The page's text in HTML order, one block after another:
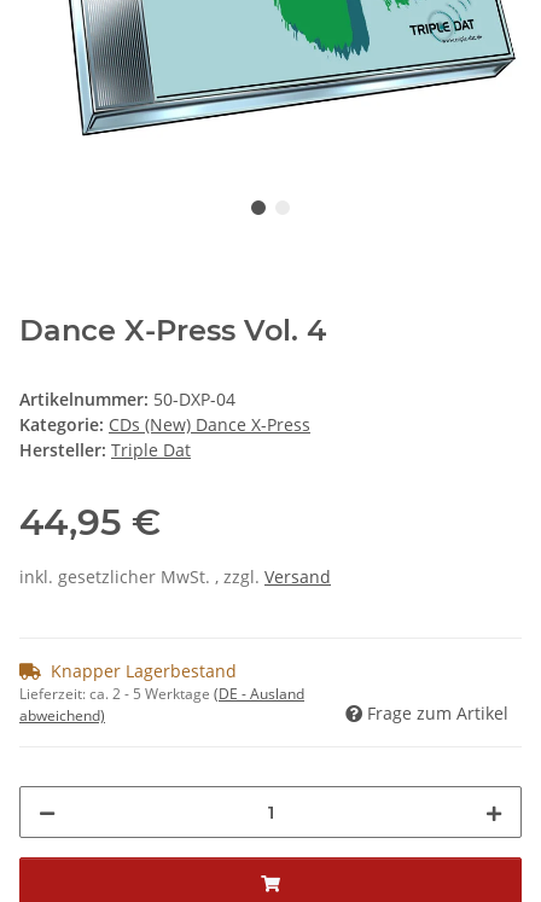
Dance X-Press Vol. 4
Artikelnummer: 50-DXP-04
Kategorie: CDs (New) Dance X-Press
Hersteller: Triple Dat
44,95 €
inkl. gesetzlicher MwSt. , zzgl. Versand
Knapper Lagerbestand
Lieferzeit:ca. 2 - 5 Werktage (DE - Ausland
abweichend)
Frage zum Artikel